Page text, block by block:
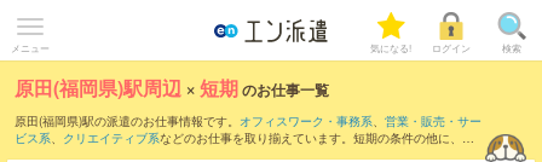
メニュー 気になる! ログイン 検索
原田(福岡県)駅周辺 ×短期のお仕事一覧
原田(福岡県)駅の派遣のお仕事情報です。 オフィスワーク・事務系、 営業・販売・サー
ビス系、 クリエイティブ系などのお仕事を取り揃えています。短期の条件の他に、 交